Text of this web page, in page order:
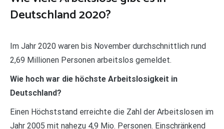
Deutschland 2020?
Im Jahr 2020 waren bis November durchschnittlich rund
2,69 Millionen Personen arbeitslos gemeldet.
Wie hoch war die höchste Arbeitslosigkeit in
Deutschland?
Einen Höchststand erreichte die Zahl der Arbeitslosen im
Jahr 2005 mit nahezu 4,9 Mio. Personen. Einschränkend